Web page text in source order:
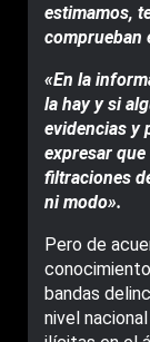
estimamos,
comprueban
«En la
la hay y si
evidencias y
expresar
filtraciones
ni modo».
Pero de
bandas
nivel